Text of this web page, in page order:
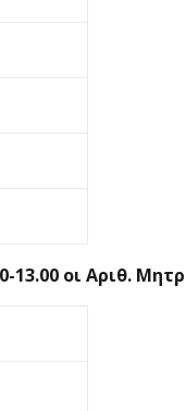
13.00 οι Αριθ.